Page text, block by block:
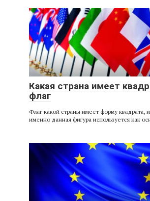
Какая страна имеет
флаг
Флаг какой страны имеет форму квадрата,
именно данная фигура используется как